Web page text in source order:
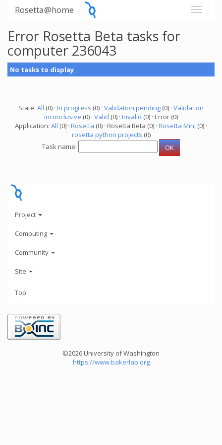
Rosetta@home
Error Rosetta Beta tasks for
computer 236043
No tasks to display
State: All (0) · In progress (0) · Validation pending (0) · Validation
inconclusive (0) · Valid (0) · Invalid (0) · Error (0)
Application: All (0) · Rosetta (0) · Rosetta Beta (0) · Rosetta Mini (0) ·
rosetta python projects (0)
Task name:
Project
Computing
Community
Site
Top
©2026 University of Washington
https://www.bakerlab.org